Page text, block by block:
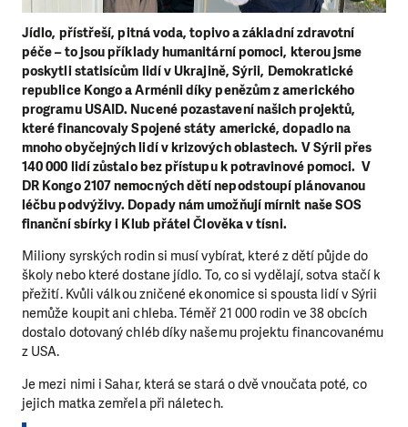
Jídlo, přístřeší, pitná voda, topivo a základní zdravotní
péče – to jsou příklady humanitární pomoci, kterou jsme
poskytli statisícům lidí v Ukrajině, Sýrii, Demokratické
republice Kongo a Arménii díky penězům z amerického
programu USAID. Nucené pozastavení našich projektů,
které financovaly Spojené státy americké, dopadlo na
mnoho obyčejných lidí v krizových oblastech. V Sýrii přes
140 000 lidí zůstalo bez přístupu k potravinové pomoci. V
DR Kongo 2107 nemocných dětí nepodstoupí plánovanou
léčbu podvýživy. Dopady nám umožňují mírnit naše SOS
finanční sbírky i Klub přátel Člověka v tísni.
Miliony syrských rodin si musí vybírat, které z dětí půjde do
školy nebo které dostane jídlo. To, co si vydělají, sotva stačí k
přežití. Kvůli válkou zničené ekonomice si spousta lidí v Sýrii
nemůže koupit ani chleba. Téměř 21 000 rodin ve 38 obcích
dostalo dotovaný chléb díky našemu projektu financovanému
z USA.
Je mezi nimi i Sahar, která se stará o dvě vnoučata poté, co
jejich matka zemřela při náletech.